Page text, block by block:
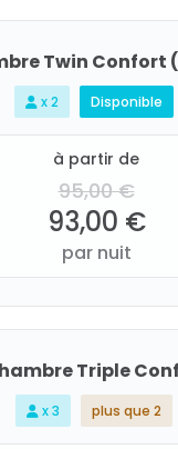
Twin Confort
x 2 Disponible
à partir de
95,00 €
93,00 €
par nuit
Triple
x 3 plus que 2